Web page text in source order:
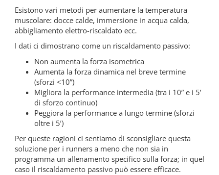
Esistono vari metodi per aumentare la temperatura
muscolare: docce calde, immersione in acqua calda,
abbigliamento elettro-riscaldato ecc.
I dati ci dimostrano come un riscaldamento passivo:
Non aumenta la forza isometrica
Aumenta la forza dinamica nel breve termine
(sforzi <10”)
Migliora la performance intermedia (tra i 10” e i 5’
di sforzo continuo)
Peggiora la performance a lungo termine (sforzi
oltre i 5’)
Per queste ragioni ci sentiamo di sconsigliare questa
soluzione per i runners a meno che non sia in
programma un allenamento specifico sulla forza; in quel
caso il riscaldamento passivo può essere efficace.